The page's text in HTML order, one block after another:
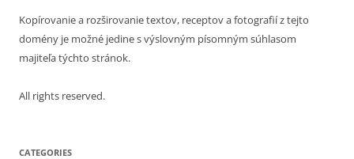
Kopírovanie a rozširovanie textov, receptov a fotografií z tejto
domény je možné jedine s výslovným písomným súhlasom
majiteľa týchto stránok.
All rights reserved.
CATEGORIES